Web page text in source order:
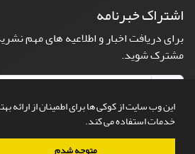
این وب سایت از کوکی ها برای اطمینان از ارائه
خدمات استفاده می کند.
متوجه شدم
اشتراک خبرنامه
برای دریافت اخبار و اطلاعیه های مهم
مشترک شوید.